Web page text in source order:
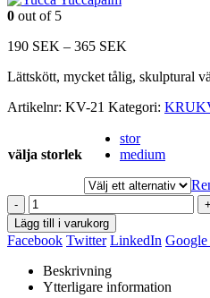
0 out of 5
190 SEK – 365 SEK
SEK
365
Lättskött, mycket tålig, skulptural
Artikelnr: KV-21 Kategori:
välja storlek
stor
medium
-
+
Lägg till i varukorg
Facebook Twitter LinkedIn
Beskrivning
Ytterligare information